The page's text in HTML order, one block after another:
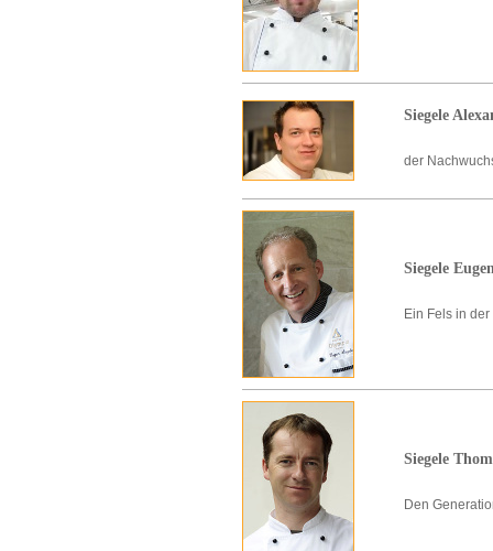
Siegele
der
Siegele
Ein Fels in
Siegele
Den